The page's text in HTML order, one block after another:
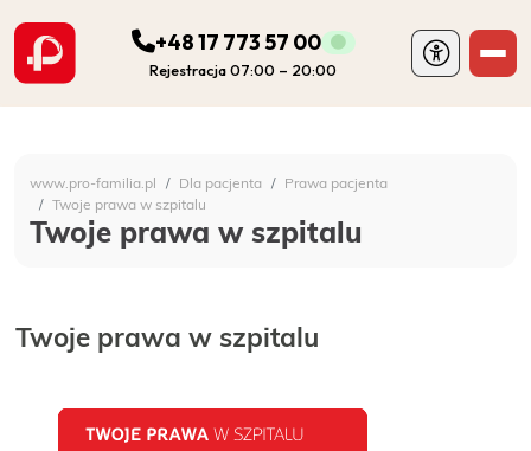
Szpital Specjalistyczny
+48 17 773 57 00
Rejestracja 07:00 – 20:00
PORADNIE
DIAGNOSTYKA
POZOSTAŁA DZIAŁALNOŚĆ SZPITALA
www.pro-familia.pl Dla pacjenta
Prawa pacjenta
Twoje prawa w szpitalu
Twoje prawa w szpitalu
Twoje prawa w szpitalu